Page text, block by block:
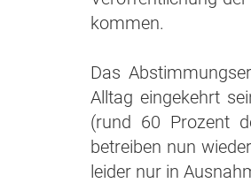
kommen.
Das
Alltag eingekehrt
(rund 60 Prozent
betreiben nun
leider nur in